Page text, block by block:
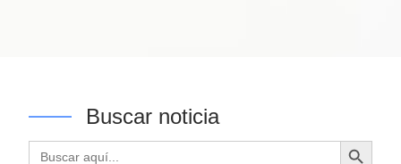
Buscar noticia
Buscar: Botón de búsqueda